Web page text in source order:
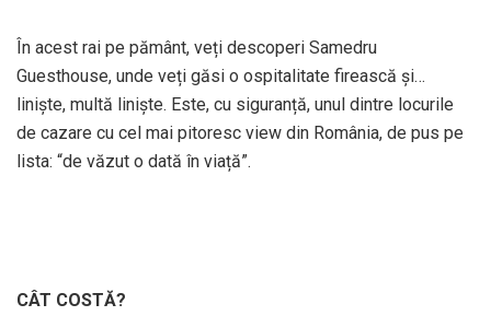
În acest rai pe pământ, veți descoperi Samedru
Guesthouse, unde veți găsi o ospitalitate firească și…
liniște, multă liniște. Este, cu siguranță, unul dintre locurile
de cazare cu cel mai pitoresc view din România, de pus pe
lista: “de văzut o dată în viață”.
CÂT COSTĂ?